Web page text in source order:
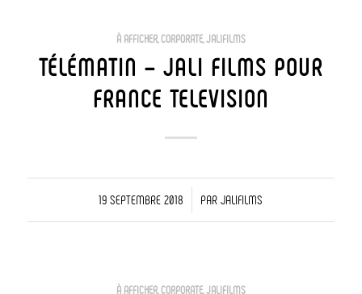
À AFFICHER,CORPORATE,JALIFILMS
TÉLÉMATIN – JALI FILMS POUR
FRANCE TELEVISION
19 SEPTEMBRE 2018
/ PARJALIFILMS
À AFFICHER,CORPORATE,JALIFILMS